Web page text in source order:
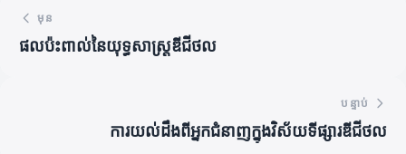
មុន
ផលប៉ះពាល់នៃយុទ្ធសាស្ត្រឌីជីថល
បន្ទាប់
ការយល់ដឹងពីអ្នកជំនាញក្នុងវិស័យទីផ្សារឌីជីថល